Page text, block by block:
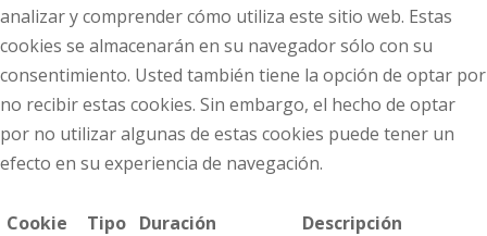
analizar y comprender cómo utiliza este sitio web. Estas
cookies se almacenarán en su navegador sólo con su
consentimiento. Usted también tiene la opción de optar por
no recibir estas cookies. Sin embargo, el hecho de optar
por no utilizar algunas de estas cookies puede tener un
efecto en su experiencia de navegación.
Cookie Tipo Duración Descripción